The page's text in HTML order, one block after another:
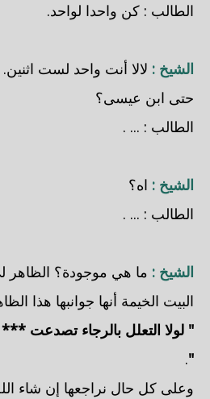
الطالب : كن واحدا لواحد.
الشيخ : لالا أنت واحد لست
حتى ابن عيسى؟
الطالب : ... .
الشيخ : اه؟
الطالب : ... .
الشيخ : ما هي موجودة؟ الظاهر
البيت الخيمة أنها جوانبها هذا
" لولا التعلل بالرجاء تصدعت
"
.
وعلى كل حال نراجعها إن شاء